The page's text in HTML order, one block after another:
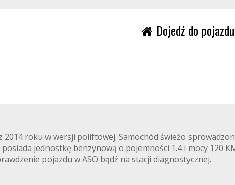
Dojedź do pojazdu
roku w wersji poliftowej. Samochód świeżo
jednostkę benzynową o pojemności 1.4 i mocy 120
pojazdu w ASO bądź na stacji diagnostycznej.